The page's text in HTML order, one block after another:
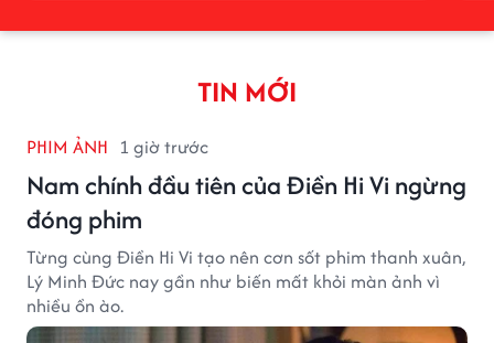
TIN MỚI
PHIM ẢNH 1 giờ trước
Nam chính đầu tiên của Điền Hi Vi ngừng
đóng phim
Từng cùng Điền Hi Vi tạo nên cơn sốt phim thanh xuân,
Lý Minh Đức nay gần như biến mất khỏi màn ảnh vì
nhiều ồn ào.